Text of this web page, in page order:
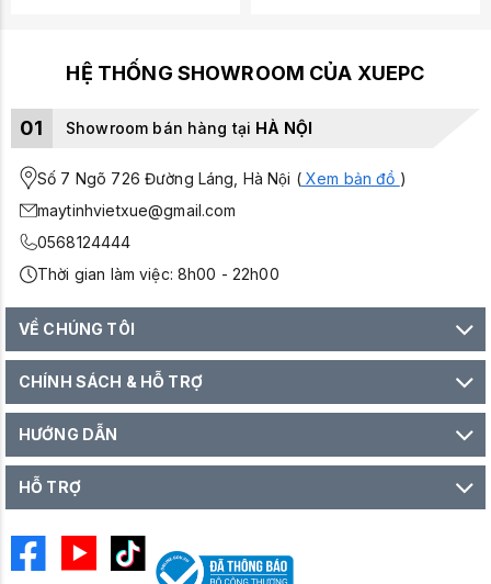
HỆ THỐNG SHOWROOM CỦA XUEPC
01 Showroom bán hàng tại HÀ NỘI
Số 7 Ngõ 726 Đường Láng, Hà Nội (Xem bản đồ )
maytinhvietxue@gmail.com
0568124444
Thời gian làm việc: 8h00 - 22h00
VỀ CHÚNG TÔI
CHÍNH SÁCH & HỖ TRỢ
HƯỚNG DẪN
HỖ TRỢ